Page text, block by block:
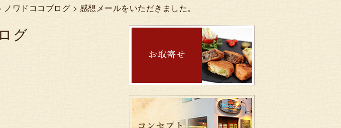
ノワドココブログ > 感想メールをいただきました。
グ